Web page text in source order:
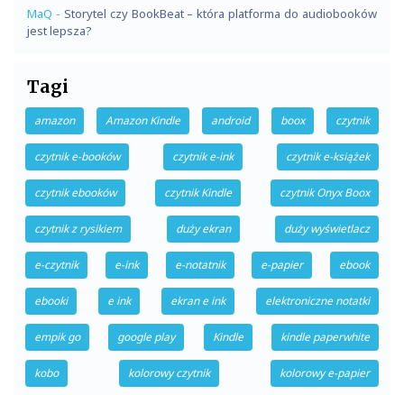
MaQ - Storytel czy BookBeat – która platforma do audiobooków
jest lepsza?
Tagi
amazon Amazon Kindle android boox czytnik
czytnik e-booków czytnik e-ink czytnik e-książek
czytnik ebooków czytnik Kindle czytnik Onyx Boox
czytnik z rysikiem duży ekran duży wyświetlacz
e-czytnik e-ink e-notatnik e-papier ebook
ebooki e ink ekran e ink elektroniczne notatki
empik go google play Kindle kindle paperwhite
kobo kolorowy czytnik kolorowy e-papier